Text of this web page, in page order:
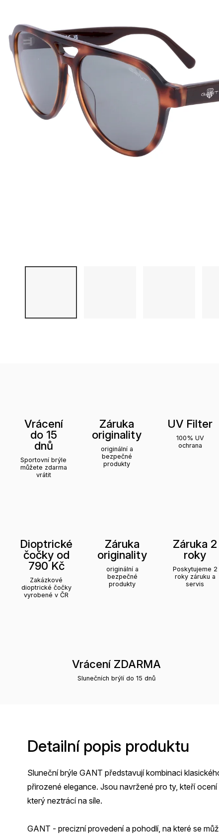
Vrácení
do 15
dnů
Sportovní brýle
můžete zdarma
vrátit
Záruka
originality
originální a
bezpečné
produkty
UV Filter
100% UV
ochrana
Dioptrické
čočky od
790 Kč
Zakázkové
dioptrické čočky
vyrobené v ČR
Záruka
originality
originální a
bezpečné
produkty
Záruka 2
roky
Poskytujeme 2
roky záruku a
servis
Vrácení ZDARMA
Slunečních brýlí do 15 dnů
Detailní popis produktu
Sluneční brýle GANT představují kombinaci
přirozené elegance. Jsou navržené pro ty, kteří
který neztrácí na síle.
GANT - precizní provedení a pohodlí, na které se